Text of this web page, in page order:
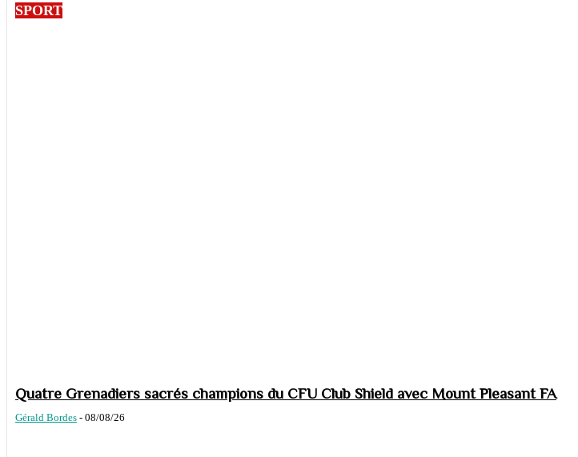
SPORT
Quatre Grenadiers sacrés champions du CFU Club Shield avec Mount Pleasant FA
Gérald Bordes - 08/08/26